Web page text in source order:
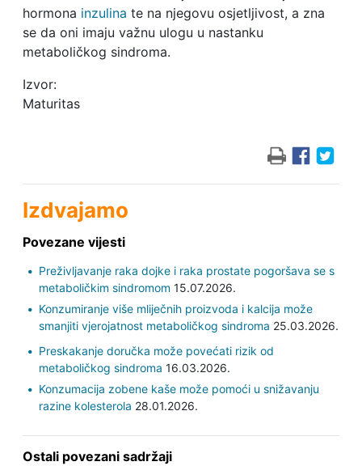
hormona inzulina te na njegovu osjetljivost, a zna
se da oni imaju važnu ulogu u nastanku
metaboličkog sindroma.
Izvor:
Maturitas
Izdvajamo
Povezane vijesti
Preživljavanje raka dojke i raka prostate pogoršava se s
metaboličkim sindromom 15.07.2026.
Konzumiranje više mliječnih proizvoda i kalcija može
smanjiti vjerojatnost metaboličkog sindroma 25.03.2026.
Preskakanje doručka može povećati rizik od
metaboličkog sindroma 16.03.2026.
Konzumacija zobene kaše može pomoći u snižavanju
razine kolesterola 28.01.2026.
Ostali povezani sadržaji